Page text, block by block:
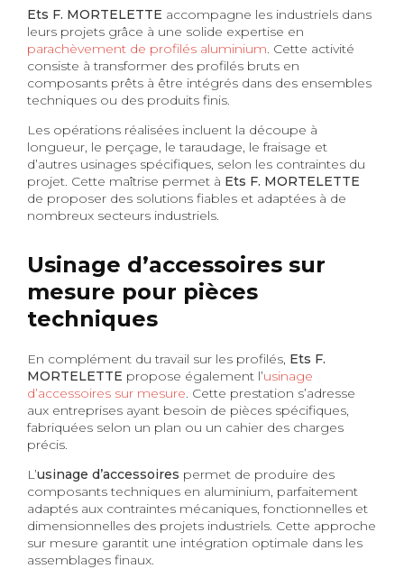
Ets F. MORTELETTE accompagne les industriels dans
leurs projets grâce à une solide expertise en
parachèvement de profilés aluminium. Cette activité
consiste à transformer des profilés bruts en
composants prêts à être intégrés dans des ensembles
techniques ou des produits finis.
Les opérations réalisées incluent la découpe à
longueur, le perçage, le taraudage, le fraisage et
d’autres usinages spécifiques, selon les contraintes du
projet. Cette maîtrise permet à Ets F. MORTELETTE
de proposer des solutions fiables et adaptées à de
nombreux secteurs industriels.
Usinage d’accessoires sur
mesure pour pièces
techniques
En complément du travail sur les profilés, Ets F.
MORTELETTE propose également l’usinage
d’accessoires sur mesure. Cette prestation s’adresse
aux entreprises ayant besoin de pièces spécifiques,
fabriquées selon un plan ou un cahier des charges
précis.
L’usinage d’accessoires permet de produire des
composants techniques en aluminium, parfaitement
adaptés aux contraintes mécaniques, fonctionnelles et
dimensionnelles des projets industriels. Cette approche
sur mesure garantit une intégration optimale dans les
assemblages finaux.